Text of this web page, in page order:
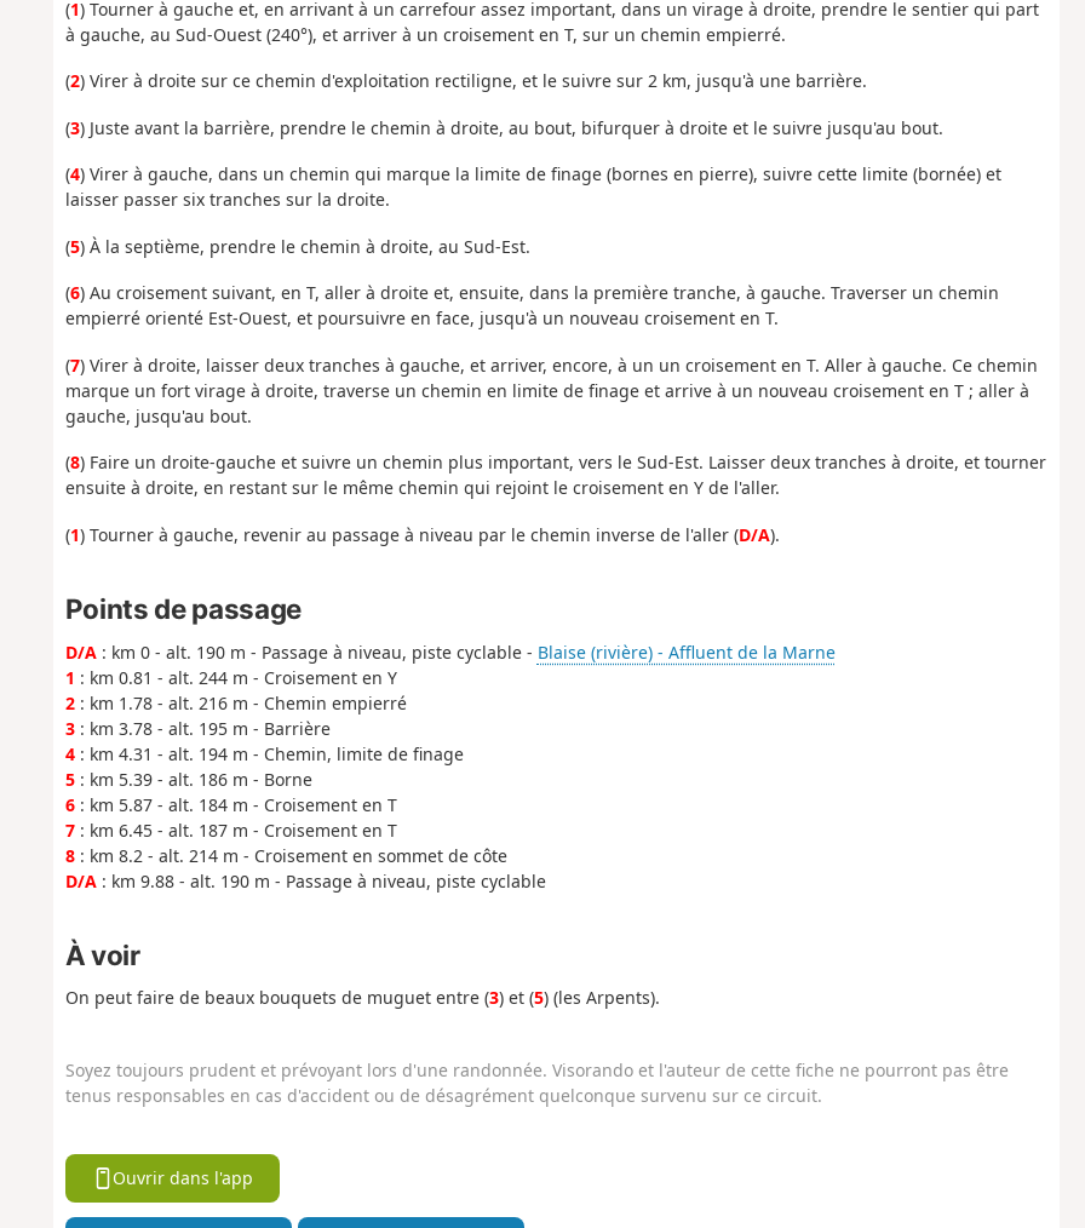
(1) Tourner à gauche et, en arrivant à un carrefour assez important, dans un virage à droite, prendre le sentier qui part
à gauche, au Sud-Ouest (240°), et arriver à un croisement en T, sur un chemin empierré.
(2) Virer à droite sur ce chemin d'exploitation rectiligne, et le suivre sur 2 km, jusqu'à une barrière.
(3) Juste avant la barrière, prendre le chemin à droite, au bout, bifurquer à droite et le suivre jusqu'au bout.
(4) Virer à gauche, dans un chemin qui marque la limite de finage (bornes en pierre), suivre cette limite (bornée) et
laisser passer six tranches sur la droite.
(5) À la septième, prendre le chemin à droite, au Sud-Est.
(6) Au croisement suivant, en T, aller à droite et, ensuite, dans la première tranche, à gauche. Traverser un chemin
empierré orienté Est-Ouest, et poursuivre en face, jusqu'à un nouveau croisement en T.
(7) Virer à droite, laisser deux tranches à gauche, et arriver, encore, à un un croisement en T. Aller à gauche. Ce chemin
marque un fort virage à droite, traverse un chemin en limite de finage et arrive à un nouveau croisement en T ; aller à
gauche, jusqu'au bout.
(8) Faire un droite-gauche et suivre un chemin plus important, vers le Sud-Est. Laisser deux tranches à droite, et tourner
ensuite à droite, en restant sur le même chemin qui rejoint le croisement en Y de l'aller.
(1) Tourner à gauche, revenir au passage à niveau par le chemin inverse de l'aller (D/A).
Points de passage
D/A: km 0 - alt. 190 m - Passage à niveau, piste cyclable - Blaise (rivière) - Affluent de la Marne
1 : km 0.81 - alt. 244 m - Croisement en Y
2: km 1.78 - alt. 216 m - Chemin empierré
3: km 3.78 - alt. 195 m - Barrière
4: km 4.31 - alt. 194 m - Chemin, limite de finage
5: km 5.39 - alt. 186 m - Borne
6: km 5.87 - alt. 184 m - Croisement en T
7: km 6.45 - alt. 187 m - Croisement en T
8: km 8.2 - alt. 214 m - Croisement en sommet de côte
D/A: km 9.88 - alt. 190 m - Passage à niveau, piste cyclable
À voir
On peut faire de beaux bouquets de muguet entre (3) et (5) (les Arpents).
Soyez toujours prudent et prévoyant lors d'une randonnée. Visorando et l'auteur de cette fiche ne pourront pas être
tenus responsables en cas d'accident ou de désagrément quelconque survenu sur ce circuit.
Ouvrir dans l'app